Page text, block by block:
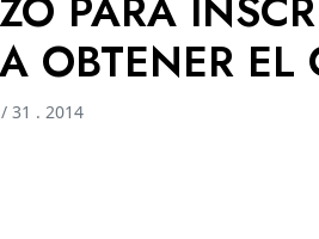
PARA
OBTENER EL
31 . 2014